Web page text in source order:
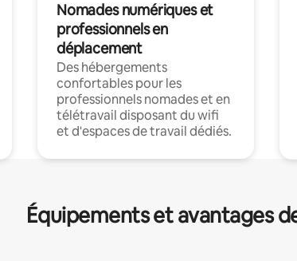
Nomades numériques et
professionnels en
déplacement
Des hébergements
confortables pour les
professionnels nomades et en
télétravail disposant du wifi
et d'espaces de travail dédiés.
Équipements et avantages